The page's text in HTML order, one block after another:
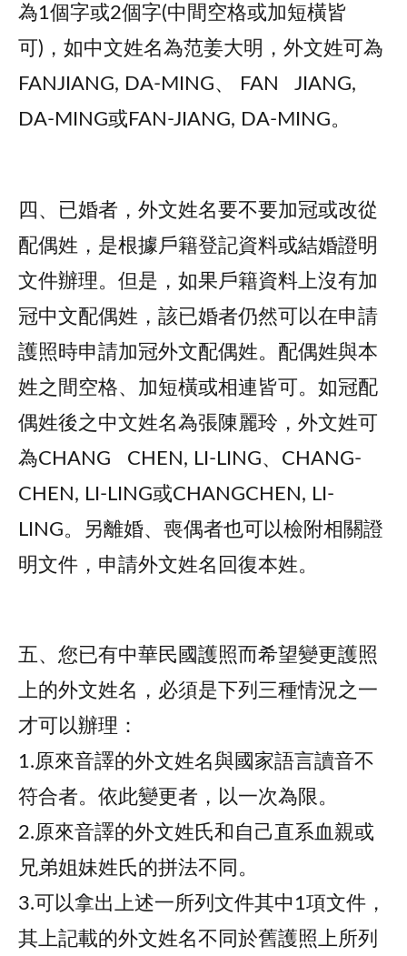
為1個字或2個字(中間空格或加短橫皆
可)，如中文姓名為范姜大明，外文姓可為
FANJIANG, DA-MING、 FAN JIANG,
DA-MING或FAN-JIANG, DA-MING。
四、已婚者，外文姓名要不要加冠或改從
配偶姓，是根據戶籍登記資料或結婚證明
文件辦理。但是，如果戶籍資料上沒有加
冠中文配偶姓，該已婚者仍然可以在申請
護照時申請加冠外文配偶姓。配偶姓與本
姓之間空格、加短橫或相連皆可。如冠配
偶姓後之中文姓名為張陳麗玲，外文姓可
為CHANG CHEN, LI-LING、CHANG-
CHEN, LI-LING或CHANGCHEN, LI-
LING。另離婚、喪偶者也可以檢附相關證
明文件，申請外文姓名回復本姓。
五、您已有中華民國護照而希望變更護照
上的外文姓名，必須是下列三種情況之一
才可以辦理：
1.原來音譯的外文姓名與國家語言讀音不
符合者。依此變更者，以一次為限。
2.原來音譯的外文姓氏和自己直系血親或
兄弟姐妹姓氏的拼法不同。
3.可以拿出上述一所列文件其中1項文件，
其上記載的外文姓名不同於舊護照上所列